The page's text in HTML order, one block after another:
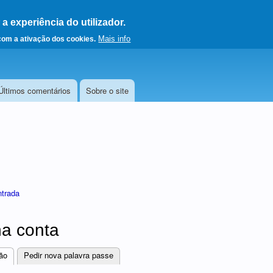
experiência do utilizador.
a ativação dos cookies. Mais info
página principal
comentários Sobre o site
conta
(separador ativo)
Pedir nova palavra passe